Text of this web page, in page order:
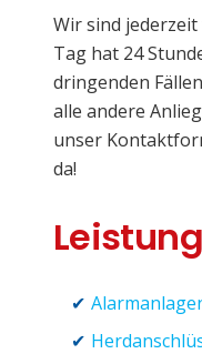
Wir sind
Tag hat 24
dringenden
alle andere
unser
da!